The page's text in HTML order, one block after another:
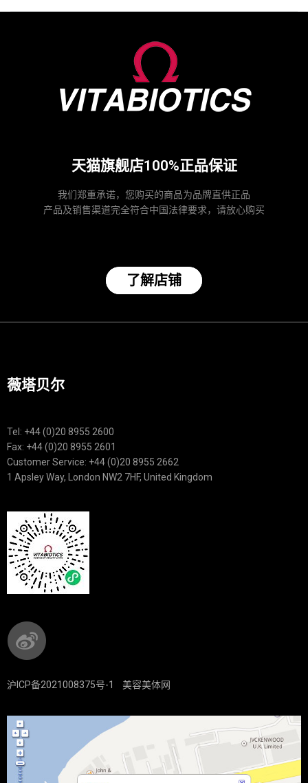
天猫旗舰店100%正品保证
我们郑重承诺，您购买的商品为品牌直供正品
产品及销售渠道完全符合中国法律要求，请放心购买
了解店铺
薇塔贝尔
Tel: +44 (0)20 8955 2600
Fax: +44 (0)20 8955 2601
Customer Service: +44 (0)20 8955 2662
1 Apsley Way, London NW2 7HF, United Kingdom
沪ICP备2021008375号-1 美容美体网